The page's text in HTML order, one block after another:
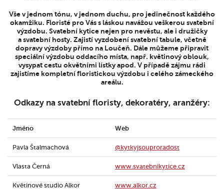
Vše v jednom tónu, v jednom duchu, pro jedinečnost každého
okamžiku. Floristé pro Vás s láskou navážou veškerou svatební
výzdobu. Svatební kytice nejen pro nevěstu, ale i družičky
a svatební hosty. Zajistí vyzdobení svatební tabule, včetně
dopravy výzdoby přímo na Loučeň. Dále můžeme připravit
speciální výzdobu oddacího místa, např. květinový oblouk,
vysypat cestu okvětními lístky apod. V případě zájmu rádi
zajistíme kompletní floristickou výzdobu i celého zámeckého
areálu.
Odkazy na svatební floristy, dekoratéry, aranžéry:
Jméno Web
Pavla Štalmachová @kytkyjsouproradost
Vlasta Černá www.svatebnikytice.cz
Květinové studio Alkor www.alkor.cz